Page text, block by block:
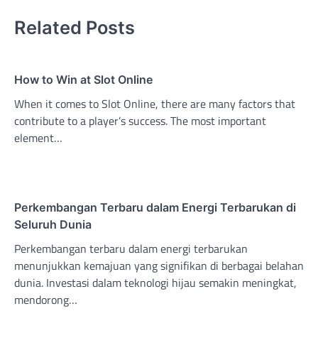
Related Posts
How to Win at Slot Online
When it comes to Slot Online, there are many factors that
contribute to a player’s success. The most important
element…
Perkembangan Terbaru dalam Energi Terbarukan di
Seluruh Dunia
Perkembangan terbaru dalam energi terbarukan
menunjukkan kemajuan yang signifikan di berbagai belahan
dunia. Investasi dalam teknologi hijau semakin meningkat,
mendorong…